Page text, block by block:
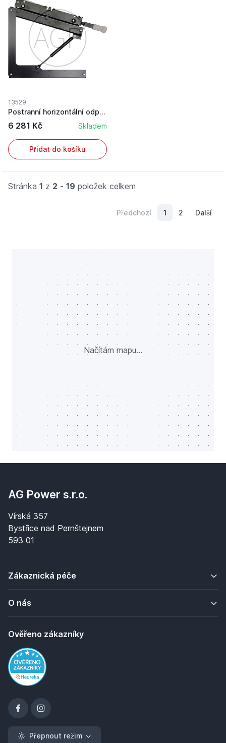
13529
Postranní horizontální odpružení
6 281 Kč Skladem
Přidat do košíku
Stránka 1 z 2 - 19 položek celkem
Předchozí 1 2 Další
Načítám mapu...
AG Power s.r.o.
Vírská 357
Bystřice nad Pernštejnem
593 01
Zákaznická péče
O nás
Ověřeno zákazníky
Přepnout režim